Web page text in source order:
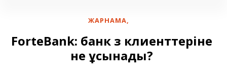
ЖАРНАМА,
ForteBank: банк өз клиенттеріне
не ұсынады?